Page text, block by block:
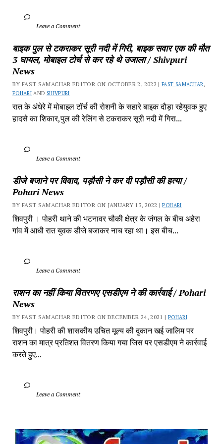
		Leave a Comment
बाइक पुल से टकराकर सूरी नदी में गिरी, बाइक सवार एक की मौत
3 घायल, मोबाइल टोर्च से कर रहे थे उजाला / Shivpuri
News
BY FAST SAMACHAR EDITOR ON OCTOBER 2, 2022 | FAST SAMACHAR
POHARI AND SHIVPURI
रात के अंधेरे में मोबाइल टॉर्च की रोशनी के सहारे बाइक दौड़ा रहेयुवक हुए
हादसे का शिकार,पुल की रेलिंग से टकराकर सूरी नदी में गिरा...
		Leave a Comment
डीजे बजाने पर विवाद, पड़ौसी ने कर दी पड़ौसी की हत्या /
Pohari News
BY FAST SAMACHAR EDITOR ON JANUARY 13, 2022 | POHARI
शिवपुरी‎ । पोहरी थाने की भटनावर चौकी क्षेत्र‎ के जंगल के बीच अहेरा
गांव में‎ आधी रात युवक डीजे बजाकर‎ नाच रहा था। इस बीच...
		Leave a Comment
राशन का नहीं किया वितरणए एसडीएम ने की कार्रवाई / Pohari
News
BY FAST SAMACHAR EDITOR ON DECEMBER 24, 2021 | POHARI
शिवपुरी। पोहरी की शासकीय उचित मूल्य की दुकान खई जालिम पर
राशन का मात्र प्रतिशत वितरण किया गया जिस पर एसडीएम ने कार्रवाई
करते हुए...
		Leave a Comment